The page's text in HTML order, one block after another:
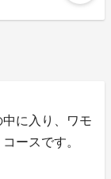
に入り、ワモ
ースです。